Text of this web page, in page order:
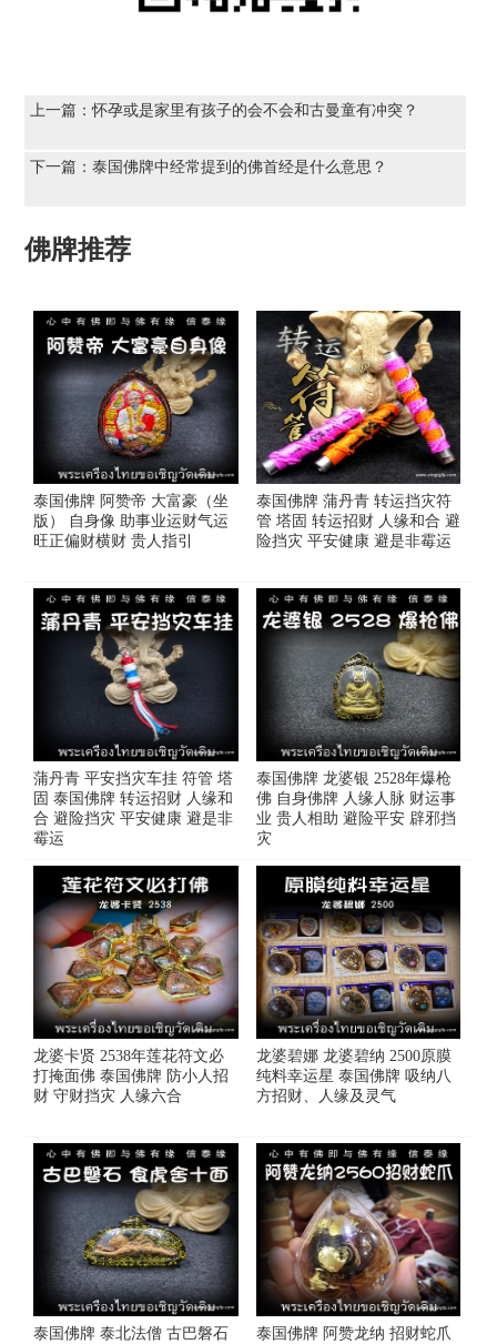
上一篇：怀孕或是家里有孩子的会不会和古曼童有冲突？
下一篇：泰国佛牌中经常提到的佛首经是什么意思？
佛牌推荐
泰国佛牌 阿赞帝 大富豪（坐
版） 自身像 助事业运财气运
旺正偏财横财 贵人指引
泰国佛牌 蒲丹青 转运挡灾符
管 塔固 转运招财 人缘和合 避
险挡灾 平安健康 避是非霉运
蒲丹青 平安挡灾车挂 符管 塔
固 泰国佛牌 转运招财 人缘和
合 避险挡灾 平安健康 避是非
霉运
泰国佛牌 龙婆银 2528年爆枪
佛 自身佛牌 人缘人脉 财运事
业 贵人相助 避险平安 辟邪挡
灾
龙婆卡贤 2538年莲花符文必
打掩面佛 泰国佛牌 防小人招
财 守财挡灾 人缘六合
龙婆碧娜 龙婆碧纳 2500原膜
纯料幸运‬星 泰国佛牌 吸纳八
方招‬财、人缘及灵‬气
泰国佛牌 泰北法僧 古巴磐石
泰国佛牌 阿赞龙纳 招财蛇爪